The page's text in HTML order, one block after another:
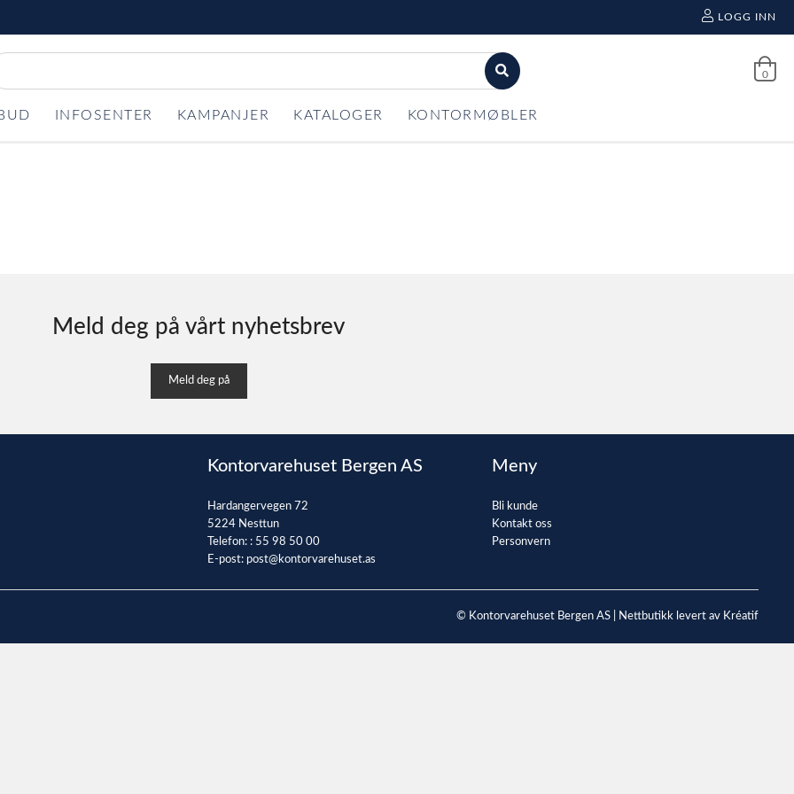
LOGG INN
0
INFOSENTER KAMPANJER KATALOGER KONTORMØBLER
Meld deg på vårt nyhetsbrev
Meld deg på
Kontorvarehuset Bergen AS
Hardangervegen 72
5224 Nesttun
Telefon: : 55 98 50 00
E-post: post@kontorvarehuset.as
Meny
Bli kunde
Kontakt oss
Personvern
© Kontorvarehuset Bergen AS | Nettbutikk levert av Kréatif